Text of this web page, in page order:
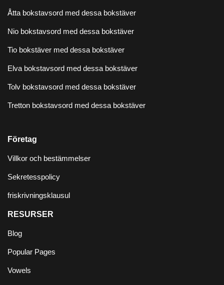
Åtta bokstavsord med dessa bokstäver
Nio bokstavsord med dessa bokstäver
Tio bokstäver med dessa bokstäver
Elva bokstavsord med dessa bokstäver
Tolv bokstavsord med dessa bokstäver
Tretton bokstavsord med dessa bokstäver
Företag
Villkor och bestämmelser
Sekretesspolicy
friskrivningsklausul
RESURSER
Blog
Popular Pages
Vowels